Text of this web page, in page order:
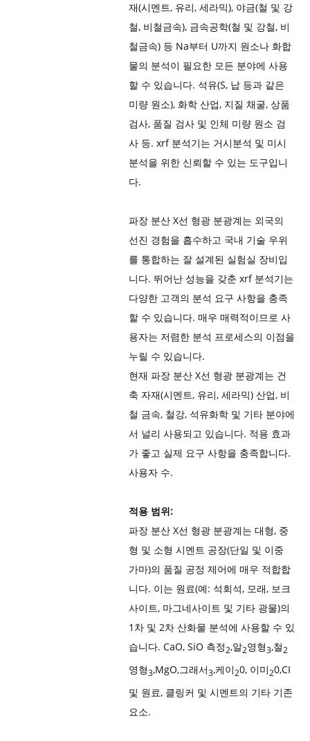
재(시멘트, 유리, 세라믹), 야금(철 및 강
철, 비철금속), 금속공학(철 및 강철, 비
철금속) 등 Na부터 U까지 원소나 화합
물의 분석이 필요한 모든 분야에 사용
할 수 있습니다. 석유(S, 납 등과 같은
미량 원소), 화학 산업, 지질 채굴, 상품
검사, 품질 검사 및 인체 미량 원소 검
사 등. xrf 분석기는 거시분석 및 미시
분석을 위한 신뢰할 수 있는 도구입니
다.
파장 분산 X선 형광 분광계는 외국의
선진 경험을 흡수하고 국내 기술 우위
를 통합하는 잘 설계된 실험실 장비입
니다. 뛰어난 성능을 갖춘 xrf 분석기는
다양한 고객의 분석 요구 사항을 충족
할 수 있습니다. 매우 매력적이므로 사
용자는 저렴한 분석 프로세스의 이점을
누릴 수 있습니다.
현재 파장 분산 X선 형광 분광계는 건
축 자재(시멘트, 유리, 세라믹) 산업, 비
철 금속, 철강, 석유화학 및 기타 분야에
서 널리 사용되고 있습니다. 적용 효과
가 좋고 실제 요구 사항을 충족합니다.
사용자 수.
적용 범위:
파장 분산 X선 형광 분광계는 대형, 중
형 및 소형 시멘트 공장(단일 및 이중
가마)의 품질 공정 제어에 매우 적합합
니다. 이는 원료(예: 석회석, 모래, 보크
사이트, 마그네사이트 및 기타 광물)의
1차 및 2차 산화물 분석에 사용할 수 있
습니다. CaO, SiO 측정 2,알2영형3,철 2
영형3,MgO,그래서3,케이 20, 이미 20,CI
및 원료, 클링커 및 시멘트의 기타 기존
요소.